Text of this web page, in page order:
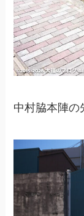
中村脇本陣の